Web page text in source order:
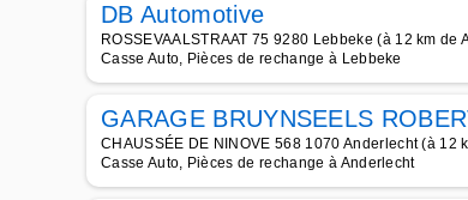
DB Automotive
ROSSEVAALSTRAAT 75 9280 Lebbeke (à 12 km de
Casse Auto, Pièces de rechange à Lebbeke
GARAGE BRUYNSEELS
CHAUSSÉE DE NINOVE 568 1070 Anderlecht (à 12
Casse Auto, Pièces de rechange à Anderlecht